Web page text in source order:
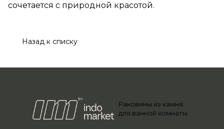
сочетается с природной красотой.
Назад к списку
Раковины из камня
для ванной комнаты